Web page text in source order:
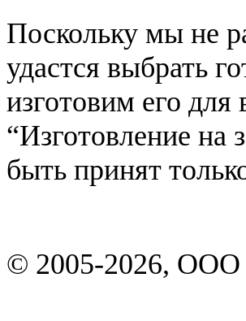
Поскольку мы не
удастся выбрать
изготовим его
“Изготовление на
быть принят
© 2005-2026, ООО